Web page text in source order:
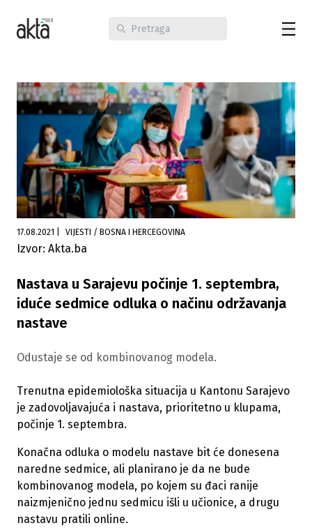
17.08.2021 VIJESTI / BOSNA I HERCEGOVINA
Izvor: Akta.ba
Nastava u Sarajevu počinje 1. septembra,
iduće sedmice odluka o načinu održavanja
nastave
Odustaje se od kombinovanog modela.
Trenutna epidemiološka situacija u Kantonu Sarajevo
je zadovoljavajuća i nastava, prioritetno u klupama,
počinje 1. septembra.
Konačna odluka o modelu nastave bit će donesena
naredne sedmice, ali planirano je da ne bude
kombinovanog modela, po kojem su đaci ranije
naizmjenično jednu sedmicu išli u učionice, a drugu
nastavu pratili online.